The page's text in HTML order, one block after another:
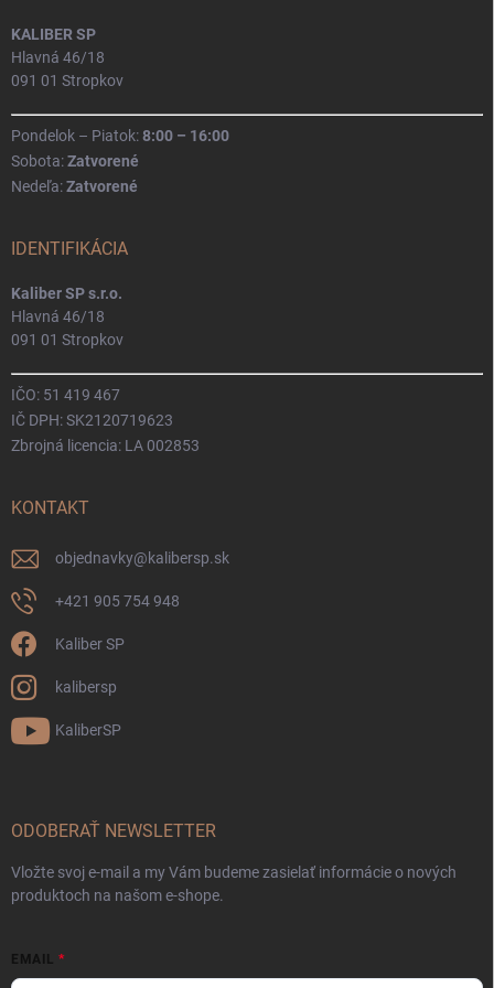
KALIBER SP
Hlavná 46/18
091 01 Stropkov
Pondelok – Piatok:8:00 – 16:00
Sobota:Zatvorené
Nedeľa:Zatvorené
IDENTIFIKÁCIA
Kaliber SP s.r.o.
Hlavná 46/18
091 01 Stropkov
IČO: 51 419 467
IČ DPH: SK2120719623
Zbrojná licencia: LA 002853
KONTAKT
objednavky@kalibersp.sk
+421 905 754 948
Kaliber SP
kalibersp
KaliberSP
ODOBERAŤ NEWSLETTER
Vložte svoj e-mail a my Vám budeme zasielať informácie o nových
produktoch na našom e-shope.
EMAIL